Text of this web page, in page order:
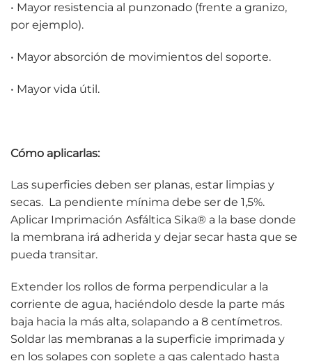
• Mayor resistencia al punzonado (frente a granizo,
por ejemplo).
• Mayor absorción de movimientos del soporte.
• Mayor vida útil.
Cómo aplicarlas:
Las superficies deben ser planas, estar limpias y
secas. La pendiente mínima debe ser de 1,5%.
Aplicar Imprimación Asfáltica Sika® a la base donde
la membrana irá adherida y dejar secar hasta que se
pueda transitar.
Extender los rollos de forma perpendicular a la
corriente de agua, haciéndolo desde la parte más
baja hacia la más alta, solapando a 8 centímetros.
Soldar las membranas a la superficie imprimada y
en los solapes con soplete a gas calentado hasta